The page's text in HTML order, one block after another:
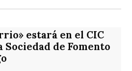
estará en el CIC
de Fomento